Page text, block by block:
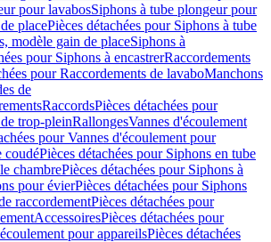
pour lavabosSiphons à tube plongeur pour
placePièces détachées pour Siphons à tube
modèle gain de placeSiphons à
pour Siphons à encastrerRaccordements
pour Raccordements de lavaboManchons
de
RaccordsPièces détachées pour
trop-pleinRallongesVannes d'écoulement
pour Vannes d'écoulement pour
coudéPièces détachées pour Siphons en tube
chambrePièces détachées pour Siphons à
pour évierPièces détachées pour Siphons
raccordementPièces détachées pour
AccessoiresPièces détachées pour
pour appareilsPièces détachées